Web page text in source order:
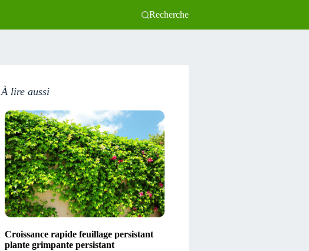
Recherche
À lire aussi
Croissance rapide feuillage persistant
plante grimpante persistant